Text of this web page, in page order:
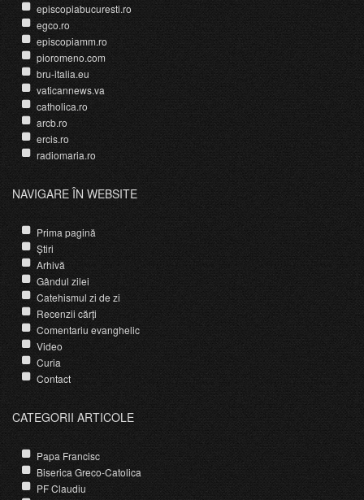
episcopiabucuresti.ro
egco.ro
episcopiamm.ro
pioromeno.com
bru-italia.eu
vaticannews.va
catholica.ro
arcb.ro
ercis.ro
radiomaria.ro
NAVIGARE ÎN WEBSITE
Prima pagină
Știri
Arhivă
Gândul zilei
Catehismul zi de zi
Recenzii cărți
Comentariu evanghelic
Video
Curia
Contact
CATEGORII ARTICOLE
Papa Francisc
Biserica Greco-Catolica
PF Claudiu